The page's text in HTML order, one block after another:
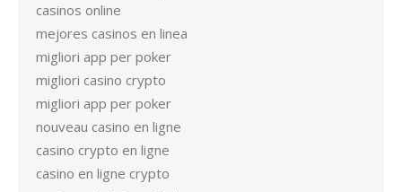
casinos online
mejores casinos en linea
migliori app per poker
migliori casino crypto
migliori app per poker
nouveau casino en ligne
casino crypto en ligne
casino en ligne crypto